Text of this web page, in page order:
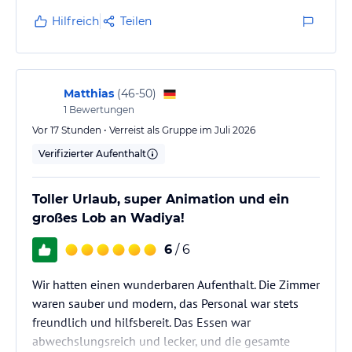
- SPA Centre
- Massagen & Gesichtsbehandlungen /kostenpflichtig/
- Fitnessstudio /kostenfrei/
- Sauna /kostenpflichtig/
- Dampfbad /kostenpflichtig/
KINDERANLAGEN
auch wegen der zusätzlichen Möglichkeiten, die der Komplex für
Ihre Kinder anbietet.
- Mini Club /kostenfrei/
- Kinderanimation /kostenfrei/
- Kinderspielplatz /kostenfrei/
- Babybetten auf Anfrage erhältlich /kostenfrei/
- Babystühle im Hauptrestaurant /kostenfrei/ auf Anfrage
erhältlich
unterhalten können.
Hilfreich Teilen
Matthias (46-50)
1 Bewertungen
Vor 17 Stunden • Verreist als Gruppe im Juli 2026
Verifizierter Aufenthalt
Toller Urlaub, super Animation und ein
großes Lob an Wadiya!
6 / 6
Wir hatten einen wunderbaren Aufenthalt. Die Zimmer
waren sauber und modern, das Personal war stets
freundlich und hilfsbereit. Das Essen war
abwechslungsreich und lecker, und die gesamte